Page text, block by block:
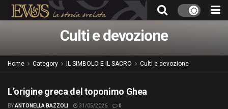
Culti e devozione
Home Category IL SIMBOLO E IL SACRO Culti e devozione
L’origine greca del toponimo Ghea
BYANTONELLA BAZZOLI 31/05/2026 0